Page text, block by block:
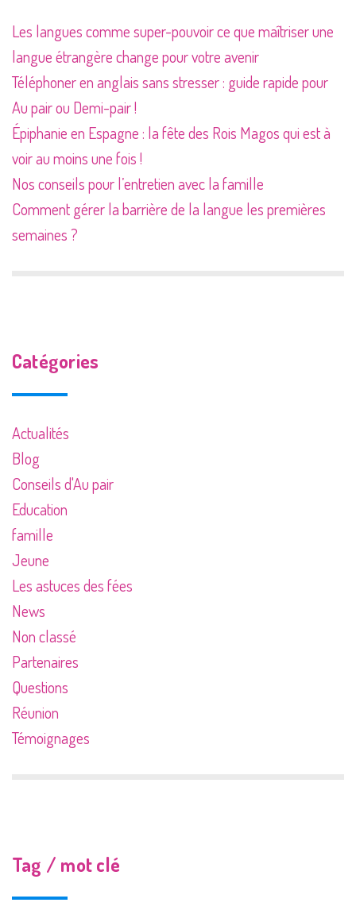
Les langues comme super-pouvoir ce que maîtriser une
langue étrangère change pour votre avenir
Téléphoner en anglais sans stresser : guide rapide pour
Au pair ou Demi-pair !
Épiphanie en Espagne : la fête des Rois Magos qui est à
voir au moins une fois !
Nos conseils pour l’entretien avec la famille
Comment gérer la barrière de la langue les premières
semaines ?
Catégories
Actualités
Blog
Conseils d'Au pair
Education
famille
Jeune
Les astuces des fées
News
Non classé
Partenaires
Questions
Réunion
Témoignages
Tag / mot clé